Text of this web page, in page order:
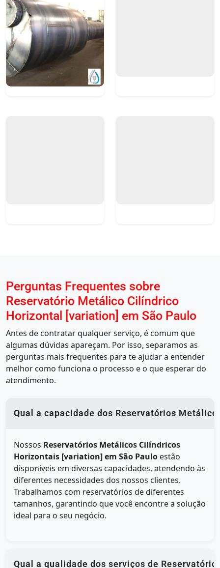
Perguntas Frequentes sobre
Reservatório Metálico Cilíndrico
Horizontal [variation] em São Paulo
Antes de contratar qualquer serviço, é comum que
algumas dúvidas apareçam. Por isso, separamos as
perguntas mais frequentes para te ajudar a entender
melhor como funciona o processo e o que esperar do
atendimento.
Qual a capacidade dos Reservatórios
Nossos Reservatórios Metálicos Cilíndricos
Horizontais [variation] em São Paulo estão
disponíveis em diversas capacidades, atendendo às
diferentes necessidades dos nossos clientes.
Trabalhamos com reservatórios de diferentes
tamanhos, garantindo que você encontre a solução
ideal para o seu negócio.
Qual a qualidade dos serviços de